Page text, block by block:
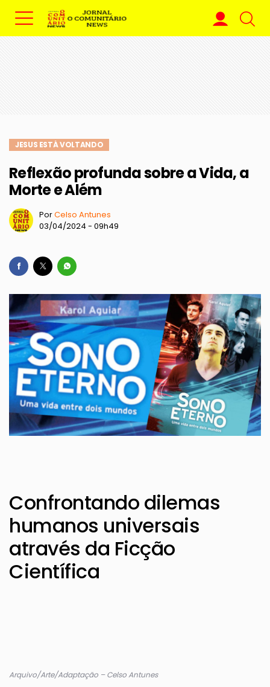
JESUS ESTÁ VOLTANDO
Reflexão profunda sobre a Vida, a
Morte e Além
PorCelso Antunes
03/04/2024 - 09h49
Confrontando dilemas
humanos universais
através da Ficção
Científica
Arquivo/Arte/Adaptação – Celso Antunes